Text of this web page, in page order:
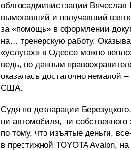
облгосадминистрации Вячеслав
вымогавший и получавший
за «помощь» в оформлении
на… тренерскую работу.
«услугах» в Одессе можно
ведь, по данным
оказалась достаточно немалой
США.
Судя по декларации
ни автомобиля, ни
по тому, что изъятые деньги,
в престижной TOYOTA Avalon,